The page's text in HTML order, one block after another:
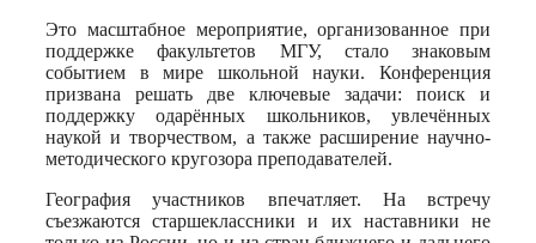
Это масштабное мероприятие, организованное при
поддержке факультетов МГУ, стало знаковым
событием в мире школьной науки. Конференция
призвана решать две ключевые задачи: поиск и
поддержку одарённых школьников, увлечённых
наукой и творчеством, а также расширение научно-
методического кругозора преподавателей.
География участников впечатляет. На встречу
съезжаются старшеклассники и их наставники не